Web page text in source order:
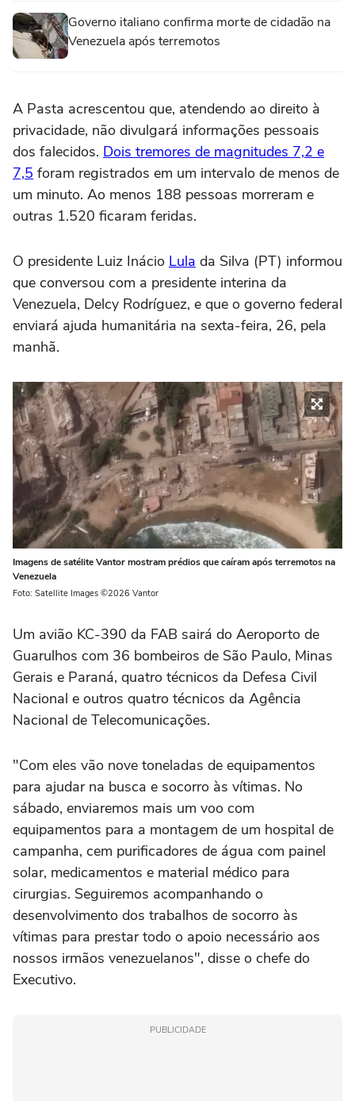
Governo italiano confirma morte de cidadão na
Venezuela após terremotos
A Pasta acrescentou que, atendendo ao direito à
privacidade, não divulgará informações pessoais
dos falecidos. Dois tremores de magnitudes 7,2 e
7,5 foram registrados em um intervalo de menos de
um minuto. Ao menos 188 pessoas morreram e
outras 1.520 ficaram feridas.
O presidente Luiz Inácio Lula da Silva (PT) informou
que conversou com a presidente interina da
Venezuela, Delcy Rodríguez, e que o governo federal
enviará ajuda humanitária na sexta-feira, 26, pela
manhã.
Imagens de satélite Vantor mostram prédios que caíram após terremotos na
Venezuela
Foto: Satellite Images ©2026 Vantor
Um avião KC-390 da FAB sairá do Aeroporto de
Guarulhos com 36 bombeiros de São Paulo, Minas
Gerais e Paraná, quatro técnicos da Defesa Civil
Nacional e outros quatro técnicos da Agência
Nacional de Telecomunicações.
"Com eles vão nove toneladas de equipamentos
para ajudar na busca e socorro às vítimas. No
sábado, enviaremos mais um voo com
equipamentos para a montagem de um hospital de
campanha, cem purificadores de água com painel
solar, medicamentos e material médico para
cirurgias. Seguiremos acompanhando o
desenvolvimento dos trabalhos de socorro às
vítimas para prestar todo o apoio necessário aos
nossos irmãos venezuelanos", disse o chefe do
Executivo.
PUBLICIDADE